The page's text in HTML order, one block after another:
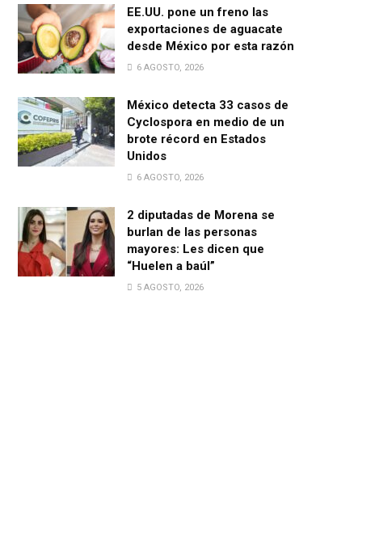
EE.UU. pone un freno las
exportaciones de aguacate
desde México por esta razón
6 AGOSTO, 2026
México detecta 33 casos de
Cyclospora en medio de un
brote récord en Estados
Unidos
6 AGOSTO, 2026
2 diputadas de Morena se
burlan de las personas
mayores: Les dicen que
“Huelen a baúl”
5 AGOSTO, 2026